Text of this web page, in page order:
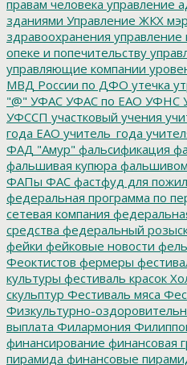
правам человека управление
зданиями Управление ЖКХ
здравоохранения управление
опеке и попечительству
управляющие компании
МВД России по ДФО утечка
"@" УФАС УФАС по ЕАО УФНС
УФССП участковый учения
года ЕАО учитель_года
ФАД "Амур" фальсификация
фальшивая купюра
ФАПы ФАС фастфуд для
федеральная программа по
сетевая компания
средства федеральный
фейки фейковые новости
Феоктистов фермеры
культуры фестиваль красок
скульптур Фестиваль мяса
Физкультурно-
выплата Филармония
финансирование финансовая
пирамида финансовые